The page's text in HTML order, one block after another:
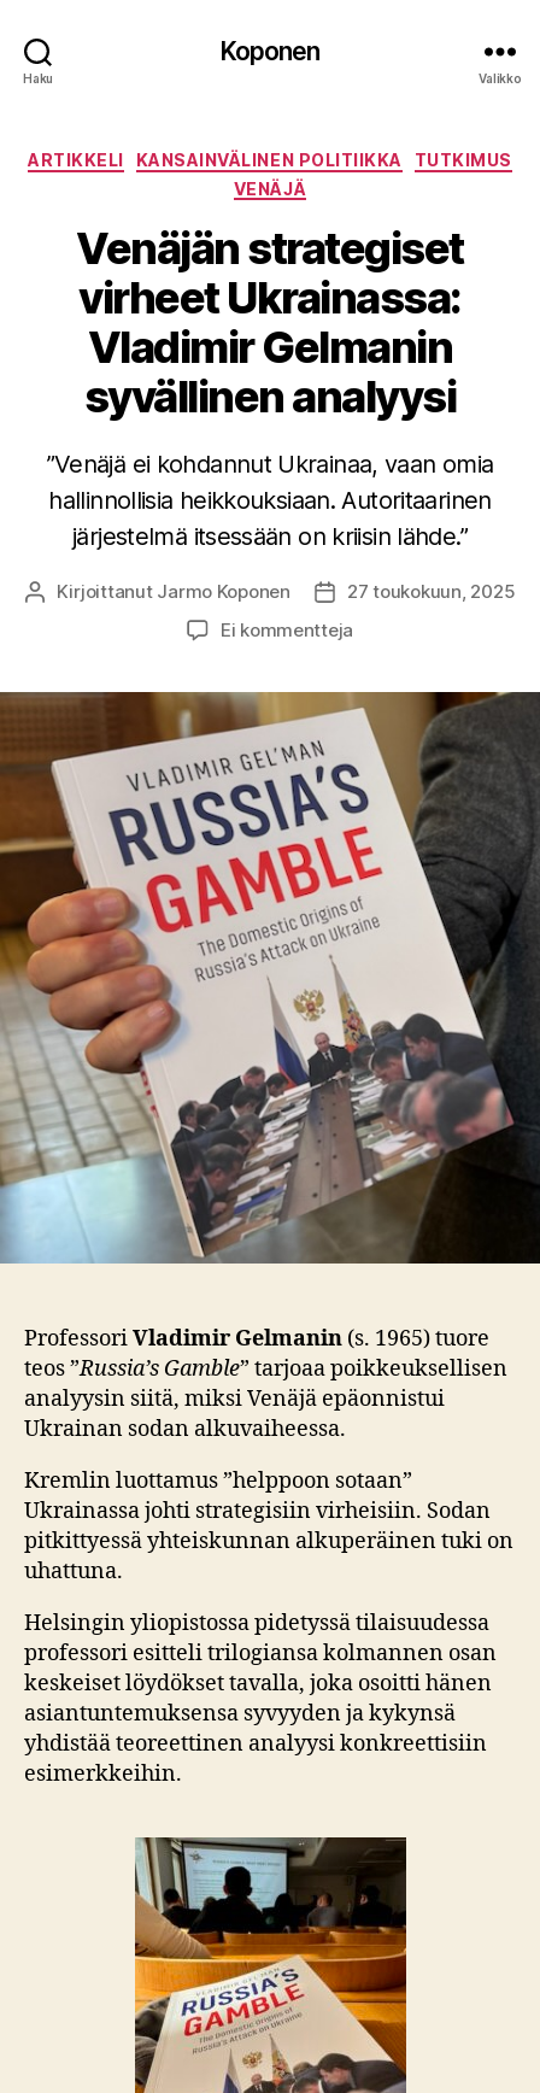
Haku
Koponen
Valikko
Kategoriat
ARTIKKELI KANSAINVÄLINEN POLITIIKKA
TUTKIMUS
VENÄJÄ
Venäjän strategiset
virheet Ukrainassa:
Vladimir Gelmanin
syvällinen analyysi
”Venäjä ei kohdannut Ukrainaa, vaan omia
hallinnollisia heikkouksiaan. Autoritaarinen
järjestelmä itsessään on kriisin lähde.”
Kirjoittaja
Kirjoittanut Jarmo Koponen Julkaisupäivämäärä
27 toukokuun, 2025
Ei kommentteja
virheet
Ukrainassa:
Vladimir
Gelmanin
syvällinen
analyysi
ProfessoriVladimir Gelmanin (s. 1965) tuore
teos ”Russia’s Gamble” tarjoaa poikkeuksellisen
analyysin siitä, miksi Venäjä epäonnistui
Ukrainan sodan alkuvaiheessa.
Kremlin luottamus ”helppoon sotaan”
Ukrainassa johti strategisiin virheisiin. Sodan
pitkittyessä yhteiskunnan alkuperäinen tuki on
uhattuna.
Helsingin yliopistossa pidetyssä tilaisuudessa
professori esitteli trilogiansa kolmannen osan
keskeiset löydökset tavalla, joka osoitti hänen
asiantuntemuksensa syvyyden ja kykynsä
yhdistää teoreettinen analyysi konkreettisiin
esimerkkeihin.